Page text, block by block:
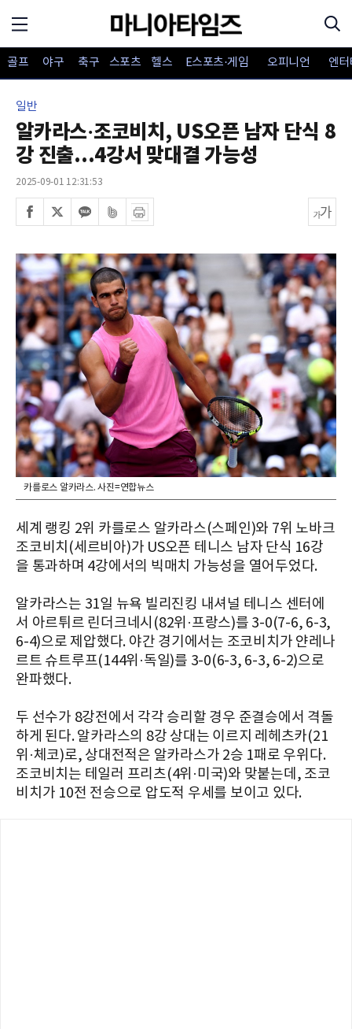
골프 야구 축구 스포츠 헬스 E스포츠·게임 오피니언 엔
일반
알카라스·조코비치, US오픈 남자 단식 8
강 진출...4강서 맞대결 가능성
2025-09-01 12:31:53
카를로스 알카라스. 사진=연합뉴스
세계 랭킹 2위 카를로스 알카라스(스페인)와 7위 노바크
조코비치(세르비아)가 US오픈 테니스 남자 단식 16강
을 통과하며 4강에서의 빅매치 가능성을 열어두었다.
알카라스는 31일 뉴욕 빌리진킹 내셔널 테니스 센터에
서 아르튀르 린더크네시(82위·프랑스)를 3-0(7-6, 6-3,
6-4)으로 제압했다. 야간 경기에서는 조코비치가 얀레나
르트 슈트루프(144위·독일)를 3-0(6-3, 6-3, 6-2)으로
완파했다.
두 선수가 8강전에서 각각 승리할 경우 준결승에서 격돌
하게 된다. 알카라스의 8강 상대는 이르지 레헤츠카(21
위·체코)로, 상대전적은 알카라스가 2승 1패로 우위다.
조코비치는 테일러 프리츠(4위·미국)와 맞붙는데, 조코
비치가 10전 전승으로 압도적 우세를 보이고 있다.